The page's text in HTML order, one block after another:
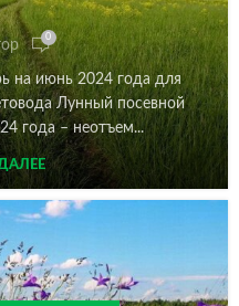
0
на июнь 2024 года для
Лунный посевной
года – неотъем...